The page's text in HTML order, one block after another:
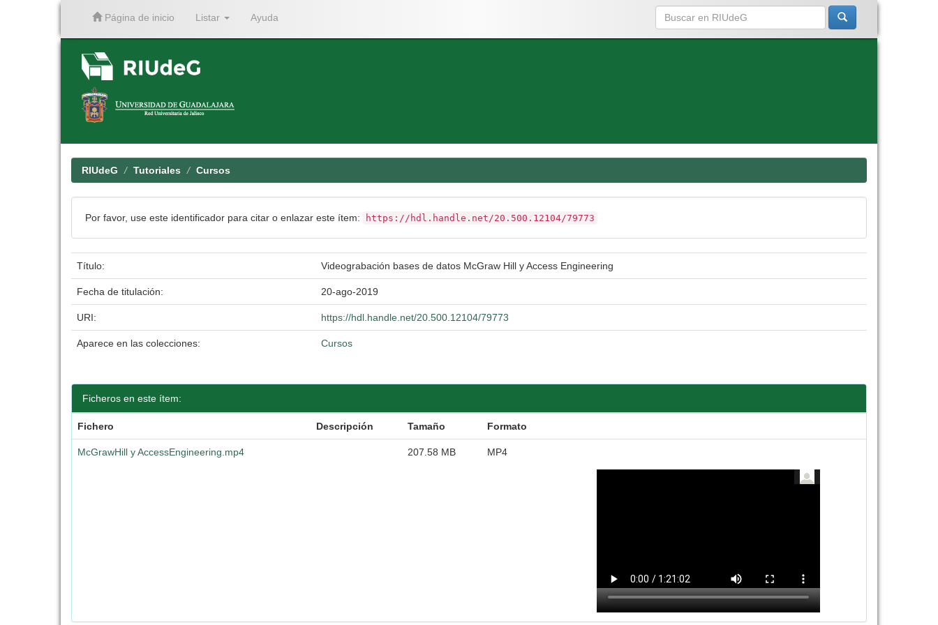
Página de inicio Listar Ayuda
RIUdeG Tutoriales Cursos
Por favor, use este identificador para citar o enlazar este ítem: https://hdl.handle.net/20.500.12104/79773
Título: Videograbación bases de datos McGraw Hill y Access Engineering
Fecha de titulación: 20-ago-2019
URI: https://hdl.handle.net/20.500.12104/79773
Aparece en las colecciones: Cursos
Ficheros en este ítem:
Fichero Descripción Tamaño Formato
McGrawHill y AccessEngineering.mp4 207.58 MB MP4